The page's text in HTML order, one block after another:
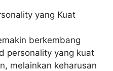
berkembang
personality yang kuat
melainkan keharusan